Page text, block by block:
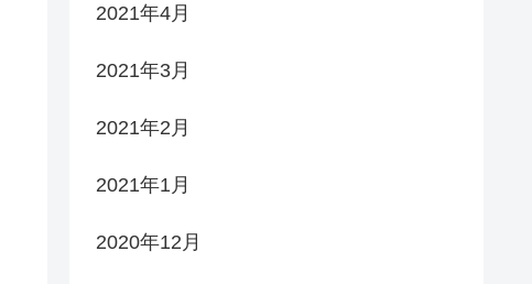
2021年4月
2021年3月
2021年2月
2021年1月
2020年12月